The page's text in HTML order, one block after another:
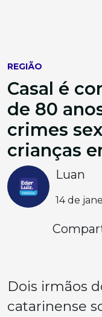
REGIÃO
Casal é
de 80
crimes
crianças
Luan
14 de
Dois irmãos
catarinense